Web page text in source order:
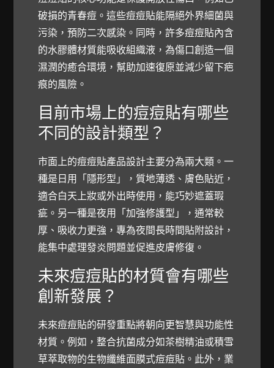
破損的青春痘。這些痘痘貼能隔絕外界細菌與
污染，預防二次感染。同時，許多痘痘貼內含
的水膠體材質能吸收組織液，為傷口創造一個
濕潤的癒合環境，幫助加速復原並減少留下疤
痕的風險。
目前市場上的痘痘貼有哪些
不同的設計類型？
市面上的痘痘貼產品設計主要分為兩大類。一
種是日用「隱形型」，質地薄透、膚色貼近，
適合白天上妝或外出時使用，能巧妙遮蓋瑕
疵。另一種是夜用「加強修護型」，通常較
厚、吸收力更強，專為夜間長時間貼附設計，
能集中處理發炎問題並促進皮膚修復。
未來痘痘貼的材質會有哪些
創新發展？
未來痘痘貼的研發重點將朝向更智慧與功能性
材質。例如，整合抗菌成分如茶樹精油或積雪
草萃取物的生物纖維面膜式痘痘貼。此外，業